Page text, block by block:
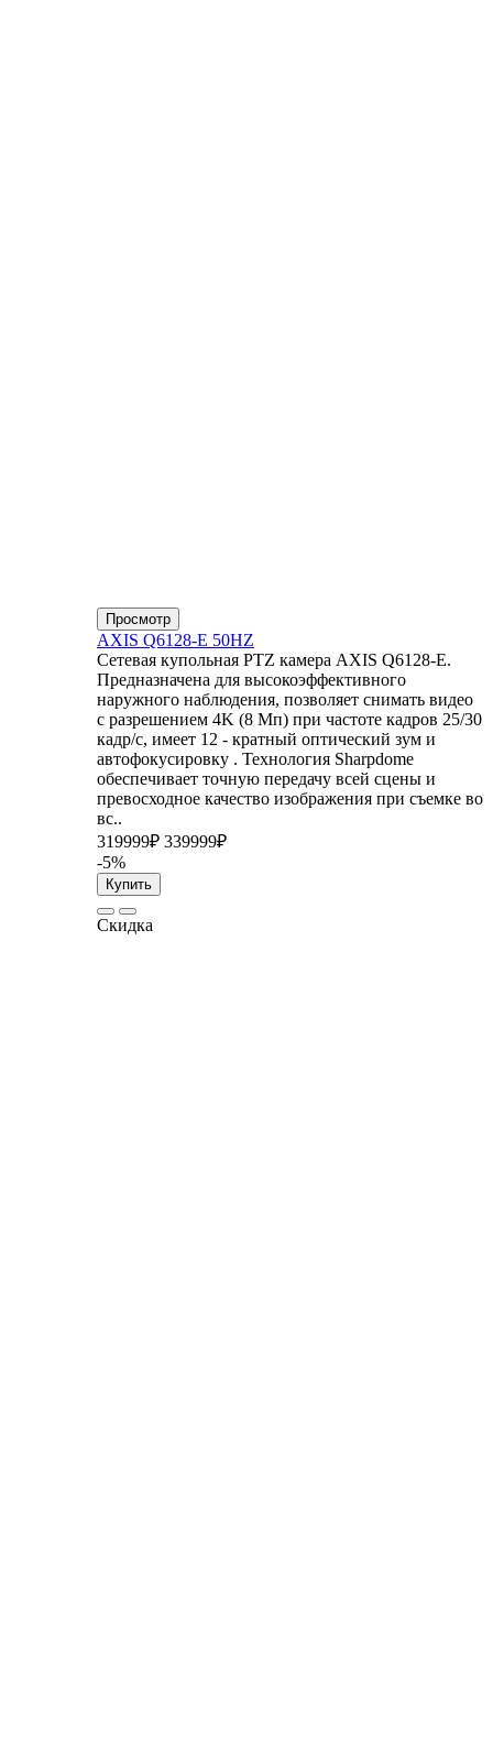
Просмотр
AXIS Q6128-E 50HZ
Сетевая купольная PTZ камера AXIS Q6128-E.
Предназначена для высокоэффективного
наружного наблюдения, позволяет снимать видео
с разрешением 4K (8 Мп) при частоте кадров 25/30
кадр/с, имеет 12 - кратный оптический зум и
автофокусировку . Технология Sharpdome
обеспечивает точную передачу всей сцены и
превосходное качество изображения при съемке во
вс..
319999₽ 339999₽
-5%
Купить
Скидка